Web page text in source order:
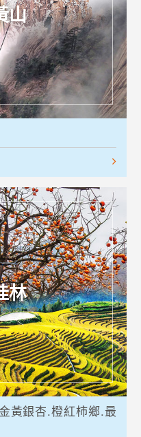
山
林
黃銀杏.橙紅柿鄉.最